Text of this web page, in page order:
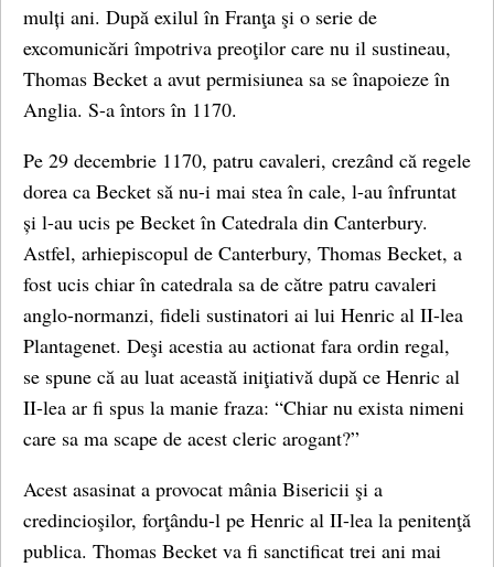
mulți ani. După exilul în Franţa şi o serie de
excomunicări împotriva preoţilor care nu il sustineau,
Thomas Becket a avut permisiunea sa se înapoieze în
Anglia. S-a întors în 1170.
Pe 29 decembrie 1170, patru cavaleri, crezând că regele
dorea ca Becket să nu-i mai stea în cale, l-au înfruntat
și l-au ucis pe Becket în Catedrala din Canterbury.
Astfel, arhiepiscopul de Canterbury, Thomas Becket, a
fost ucis chiar în catedrala sa de către patru cavaleri
anglo-normanzi, fideli sustinatori ai lui Henric al II-lea
Plantagenet. Deşi acestia au actionat fara ordin regal,
se spune că au luat această iniţiativă după ce Henric al
II-lea ar fi spus la manie fraza: “Chiar nu exista nimeni
care sa ma scape de acest cleric arogant?”
Acest asasinat a provocat mânia Bisericii şi a
credincioşilor, forţându-l pe Henric al II-lea la penitenţă
publica. Thomas Becket va fi sanctificat trei ani mai